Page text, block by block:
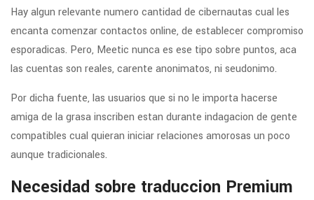
Hay algun relevante numero cantidad de cibernautas cual les
encanta comenzar contactos online, de establecer compromiso
esporadicas. Pero, Meetic nunca es ese tipo sobre puntos, aca
las cuentas son reales, carente anonimatos, ni seudonimo.
Por dicha fuente, las usuarios que si no le importa hacerse
amiga de la grasa inscriben estan durante indagacion de gente
compatibles cual quieran iniciar relaciones amorosas un poco
aunque tradicionales.
Necesidad sobre traduccion Premium